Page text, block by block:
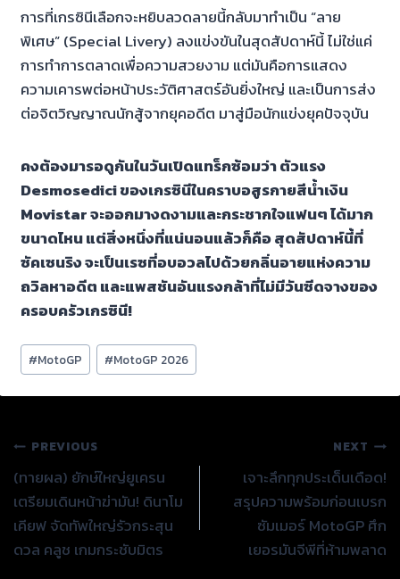
การที่เกรซินีเลือกจะหยิบลวดลายนี้กลับมาทำเป็น “ลาย
พิเศษ” (Special Livery) ลงแข่งขันในสุดสัปดาห์นี้ ไม่ใช่แค่
การทำการตลาดเพื่อความสวยงาม แต่มันคือการแสดง
ความเคารพต่อหน้าประวัติศาสตร์อันยิ่งใหญ่ และเป็นการส่ง
ต่อจิตวิญญาณนักสู้จากยุคอดีต มาสู่มือนักแข่งยุคปัจจุบัน
คงต้องมารอดูกันในวันเปิดแทร็กซ้อมว่า ตัวแรง
Desmosedici ของเกรซินีในคราบอสูรกายสีน้ำเงิน
Movistar จะออกมางดงามและกระชากใจแฟนๆ ได้มาก
ขนาดไหน แต่สิ่งหนึ่งที่แน่นอนแล้วก็คือ สุดสัปดาห์นี้ที่
ซัคเซนริง จะเป็นเรซที่อบอวลไปด้วยกลิ่นอายแห่งความ
ถวิลหาอดีต และแพสชันอันแรงกล้าที่ไม่มีวันซีดจางของ
ครอบครัวเกรซินี!
Post
Tags:
#MotoGP #MotoGP 2026
แนะแนว
เรื่อง
PREVIOUS
(ทายผล) ยักษ์ใหญ่ยูเครน
เตรียมเดินหน้าฆ่ามัน! ดินาโม
เคียฟ จัดทัพใหญ่รัวกระสุน
ดวล คลูช เกมกระชับมิตร
NEXT
เจาะลึกทุกประเด็นเดือด!
สรุปความพร้อมก่อนเบรก
ซัมเมอร์ MotoGP ศึก
เยอรมันจีพีที่ห้ามพลาด